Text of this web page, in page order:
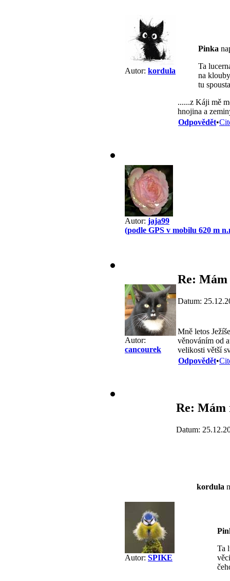
Autor: kordula
Pinka
Ta
na
tu
......z Káji mě
hnojina a
Odpovědět•
Autor: jaja99
(podle GPS v mobilu 620 m
Autor:
cancourek
Re: Mám
Datum:
Mně letos
věnováním od
velikosti větší
Odpovědět•
Autor: SPIKE
Re: Mám
Datum:
kordula
Ta